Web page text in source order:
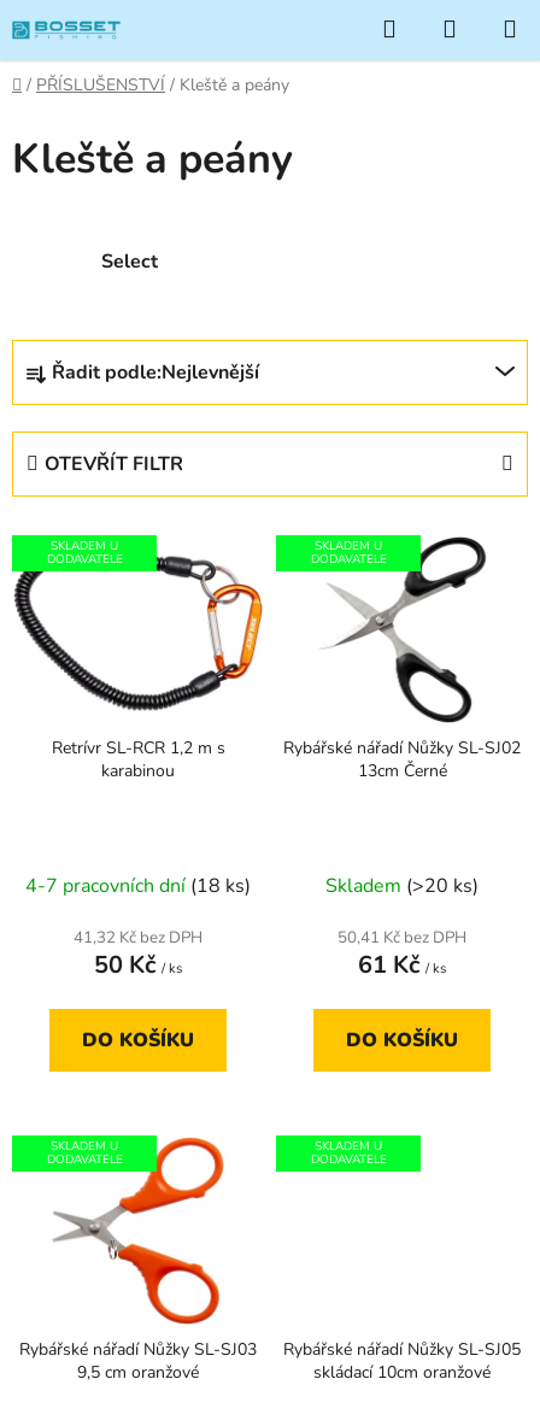
na
obsah
Hledat
KOŠÍK
Domů
/ PŘÍSLUŠENSTVÍ / Kleště a peány
Kleště a peány
Select
Ř
z
p
r
o
d
Řadit podle:Nejlevnější
OTEVŘÍT FILTR
V
ý
p
SKLADEM U
DODAVATELE
Retrívr SL-RCR 1,2 m s
karabinou
4-7 pracovních dní (18 ks)
41,32 Kč bez DPH
50 Kč / ks
DO KOŠÍKU
SKLADEM U
DODAVATELE
Rybářské nářadí Nůžky SL-SJ02
13cm Černé
Skladem (>20 ks)
50,41 Kč bez DPH
61 Kč / ks
DO KOŠÍKU
SKLADEM U
DODAVATELE
Rybářské nářadí Nůžky SL-SJ03
9,5 cm oranžové
SKLADEM U
DODAVATELE
Rybářské nářadí Nůžky SL-SJ05
skládací 10cm oranžové